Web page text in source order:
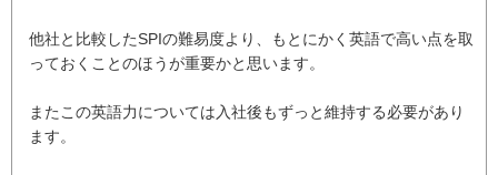
他社と比較したSPIの難易度より、もとにかく英語で高い点を取
っておくことのほうが重要かと思います。
またこの英語力については入社後もずっと維持する必要があり
ます。